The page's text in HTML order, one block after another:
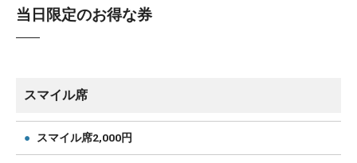
当日限定のお得な券
スマイル席
● スマイル席2,000円